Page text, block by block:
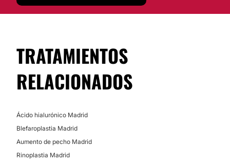
TRATAMIENTOS
RELACIONADOS
Ácido hialurónico Madrid
Blefaroplastia Madrid
Aumento de pecho Madrid
Rinoplastia Madrid